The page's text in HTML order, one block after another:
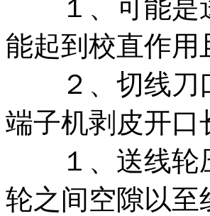
１、可能是送
能起到校直作
２、切线刀口
端子机剥皮开口
１、送线轮压
轮之间空隙以至